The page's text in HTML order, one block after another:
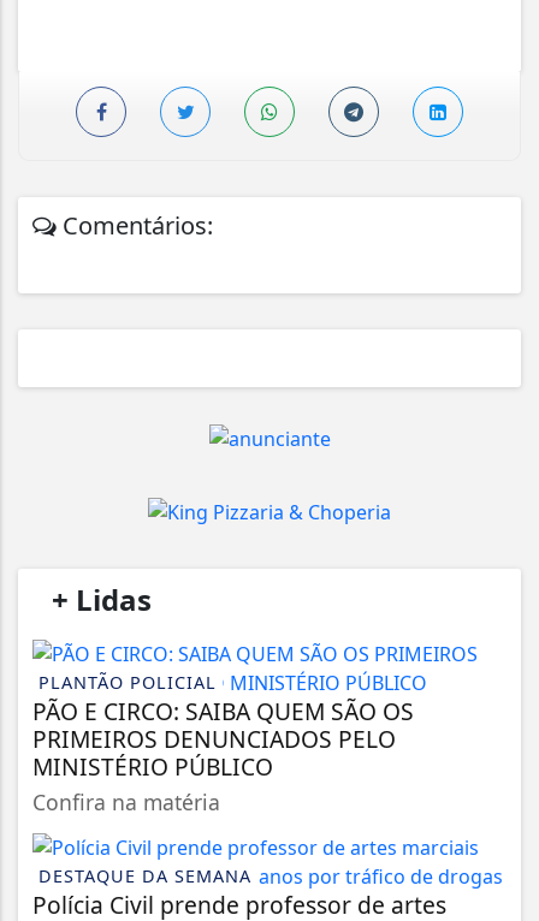
Comentários:
+ Lidas
PLANTÃO POLICIAL
PÃO E CIRCO: SAIBA QUEM SÃO OS
PRIMEIROS DENUNCIADOS PELO
MINISTÉRIO PÚBLICO
Confira na matéria
DESTAQUE DA SEMANA
Polícia Civil prende professor de artes